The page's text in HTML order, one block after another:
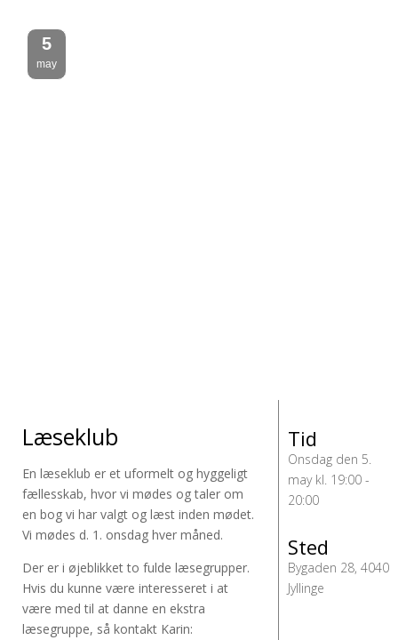
5
may
Læseklub
En læseklub er et uformelt og hyggeligt
fællesskab, hvor vi mødes og taler om
en bog vi har valgt og læst inden mødet.
Vi mødes d. 1. onsdag hver måned.
Der er i øjeblikket to fulde læsegrupper.
Hvis du kunne være interesseret i at
være med til at danne en ekstra
læsegruppe, så kontakt Karin:
Tid
Onsdag den 5.
may kl. 19:00 -
20:00
Sted
Bygaden 28, 4040
Jyllinge